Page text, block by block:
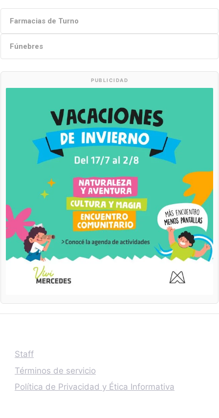
Farmacias de Turno
Fúnebres
PUBLICIDAD
Staff
Términos de servicio
Política de Privacidad y Ética Informativa